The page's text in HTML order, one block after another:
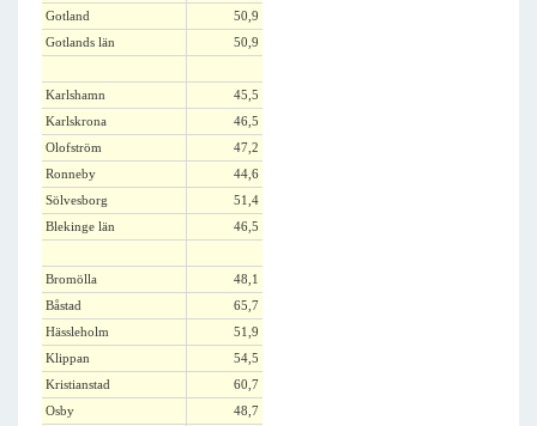
Gotland
50,9
Gotlands län
50,9
Karlshamn
45,5
Karlskrona
46,5
Olofström
47,2
Ronneby
44,6
Sölvesborg
51,4
Blekinge län
46,5
Bromölla
48,1
Båstad
65,7
Hässleholm
51,9
Klippan
54,5
Kristianstad
60,7
Osby
48,7